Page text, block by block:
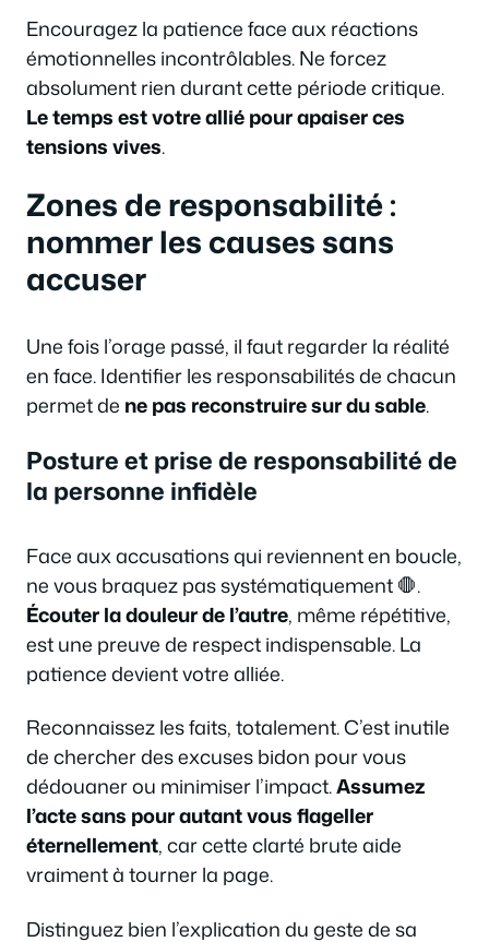
Encouragez la patience face aux réactions
émotionnelles incontrôlables. Ne forcez
absolument rien durant cette période critique.
Le temps est votre allié pour apaiser ces
tensions vives.
Zones de responsabilité :
nommer les causes sans
accuser
Une fois l’orage passé, il faut regarder la réalité
en face. Identifier les responsabilités de chacun
permet de ne pas reconstruire sur du sable.
Posture et prise de responsabilité de
la personne infidèle
Face aux accusations qui reviennent en boucle,
ne vous braquez pas systématiquement 🛑.
Écouter la douleur de l’autre, même répétitive,
est une preuve de respect indispensable. La
patience devient votre alliée.
Reconnaissez les faits, totalement. C’est inutile
de chercher des excuses bidon pour vous
dédouaner ou minimiser l’impact.Assumez
l’acte sans pour autant vous flageller
éternellement, car cette clarté brute aide
vraiment à tourner la page.
Distinguez bien l’explication du geste de sa